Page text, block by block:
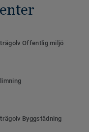
Offentlig miljö
Byggstädning